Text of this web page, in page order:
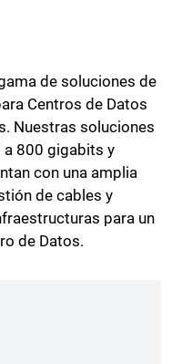
de soluciones de
Centros de Datos
Nuestras soluciones
a 800 gigabits y
con una amplia
de cables y
para un
de Datos.